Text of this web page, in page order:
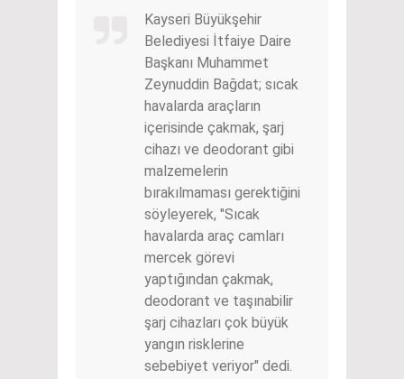
Kayseri Büyükşehir
Belediyesi İtfaiye Daire
Başkanı Muhammet
Zeynuddin Bağdat; sıcak
havalarda araçların
içerisinde çakmak, şarj
cihazı ve deodorant gibi
malzemelerin
bırakılmaması gerektiğini
söyleyerek, "Sıcak
havalarda araç camları
mercek görevi
yaptığından çakmak,
deodorant ve taşınabilir
şarj cihazları çok büyük
yangın risklerine
sebebiyet veriyor" dedi.